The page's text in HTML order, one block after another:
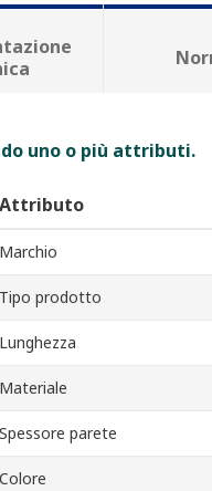
uno o più attributi.
Attributo
Marchio
Tipo prodotto
Lunghezza
Materiale
Spessore parete
Colore